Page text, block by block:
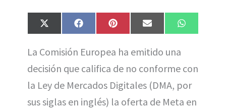
Compartir
en
X
(
w
t
t
e
r
)
Compartir
en
F
a
e
o
o
k
Compartir
en
P
i
t
r
e
s
t
Compartir
en
E
m
i
Compartir
en
W
h
A
p
p
La Comisión Europea ha emitido una
decisión que califica de no conforme con
la Ley de Mercados Digitales (DMA, por
sus siglas en inglés) la oferta de Meta en